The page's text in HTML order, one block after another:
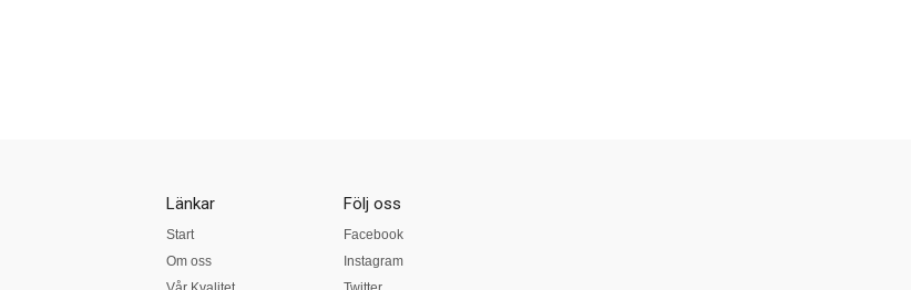
Länkar
Start
Om oss
Följ oss
Facebook
Instagram